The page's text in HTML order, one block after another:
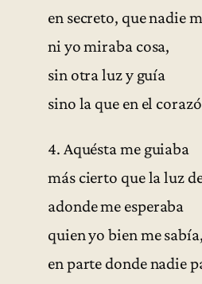
en secreto, que nadie
ni yo miraba cosa,
sin otra luz y guía
sino la que en el
4. Aquésta me guiaba
más cierto que la luz
adonde me esperaba
quien yo bien me sabía,
en parte donde nadie